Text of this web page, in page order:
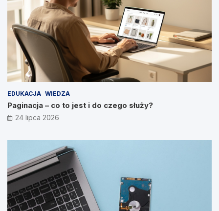
EDUKACJA WIEDZA
Paginacja – co to jest i do czego służy?
24 lipca 2026